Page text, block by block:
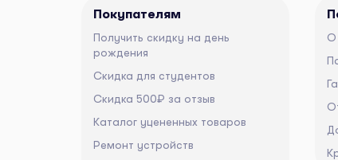
Покупателям
Получить скидку на день
рождения
Скидка для студентов
Скидка 500₽ за отзыв
Каталог уцененных товаров
Ремонт устройств
О